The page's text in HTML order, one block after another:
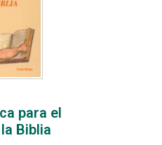
para el
Biblia